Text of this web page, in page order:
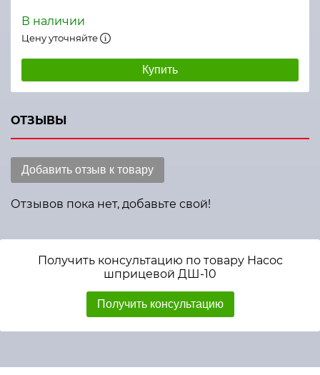
В наличии
Цену уточняйте
Купить
ОТЗЫВЫ
Добавить отзыв к товару
Отзывов пока нет, добавьте свой!
Получить консультацию по товару Насос
шприцевой ДШ-10
Получить консультацию